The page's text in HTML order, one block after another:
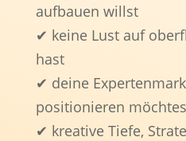
aufbauen willst
✔ keine Lust auf
hast
✔ deine
positionieren
✔ kreative Tiefe,